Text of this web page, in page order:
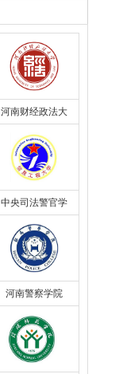
河南财经政法大
学
中央司法警官学
院
河南警察学院